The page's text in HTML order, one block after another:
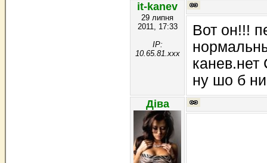
it-kanev
29 липня
2011, 17:33
IP:
10.65.81.xxx
Вот он!!!
канев.нет
ну шо б
Діва